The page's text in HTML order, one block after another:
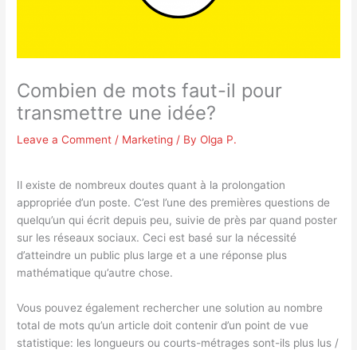
Combien de mots faut-il pour
transmettre une idée?
Leave a Comment / Marketing / ByOlga P.
Il existe de nombreux doutes quant à la prolongation
appropriée d’un poste. C’est l’une des premières questions de
quelqu’un qui écrit depuis peu, suivie de près par quand poster
sur les réseaux sociaux. Ceci est basé sur la nécessité
d’atteindre un public plus large et a une réponse plus
mathématique qu’autre chose.
Vous pouvez également rechercher une solution au nombre
total de mots qu’un article doit contenir d’un point de vue
statistique: les longueurs ou courts-métrages sont-ils plus lus /